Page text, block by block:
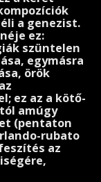
a genezist.
ez:
szün­telen
egymásra
örök
ez az a kötő­
amúgy
(pentaton
rubato
az